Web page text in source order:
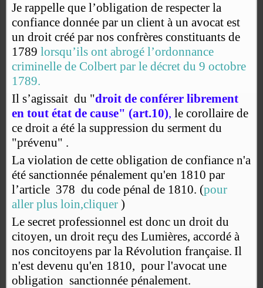
Je rappelle que l’obligation de respecter la
confiance donnée par un client à un avocat est
un droit créé par nos confrères constituants de
1789 lorsqu’ils ont abrogé l’ordonnance
criminelle de Colbert par le décret du 9 octobre
1789.
Il s’agissait du "droit de conférer librement
en tout état de cause" (art.10), le corollaire de
ce droit a été la suppression du serment du
"prévenu" .
La violation de cette obligation de confiance n'a
été sanctionnée pénalement qu'en 1810 par
l’article 378 du code pénal de 1810. (pour
aller plus loin,cliquer )
Le secret professionnel est donc un droit du
citoyen, un droit reçu des Lumières, accordé à
nos concitoyens par la Révolution française. Il
n'est devenu qu'en 1810, pour l'avocat une
obligation sanctionnée pénalement.